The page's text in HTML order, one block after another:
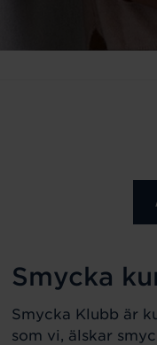
Smycka
Smycka Klubb är
som vi, älskar